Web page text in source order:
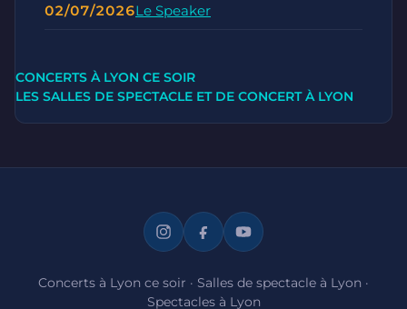
02/07/2026Le Speaker
CONCERTS À LYON CE SOIR
LES SALLES DE SPECTACLE ET DE CONCERT À LYON
Concerts à Lyon ce soir · Salles de spectacle à Lyon ·
Spectacles à Lyon